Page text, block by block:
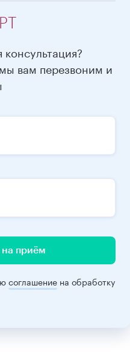
вам перезвоним и
на приём
соглашение на обработку